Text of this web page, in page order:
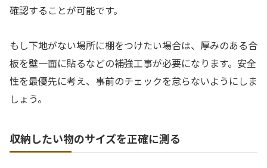
確認することが可能です。
もし下地がない場所に棚をつけたい場合は、厚みのある合
板を壁一面に貼るなどの補強工事が必要になります。安全
性を最優先に考え、事前のチェックを怠らないようにしま
しょう。
収納したい物のサイズを正確に測る